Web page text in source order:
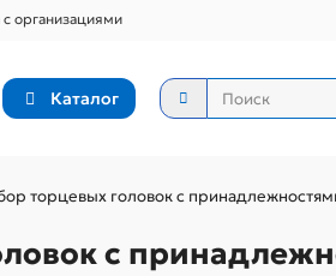
с организациями
Каталог
торцевых головок с
с